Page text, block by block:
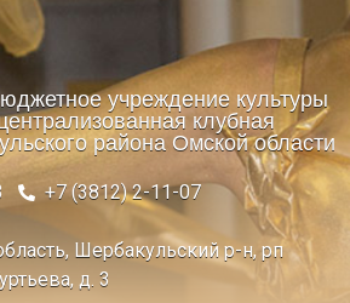
учреждение культуры
клубная
района Омской области
+7 (3812) 2-11-07
Шербакульский р-н, рп
д. 3